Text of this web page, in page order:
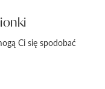
Ci się spodobać